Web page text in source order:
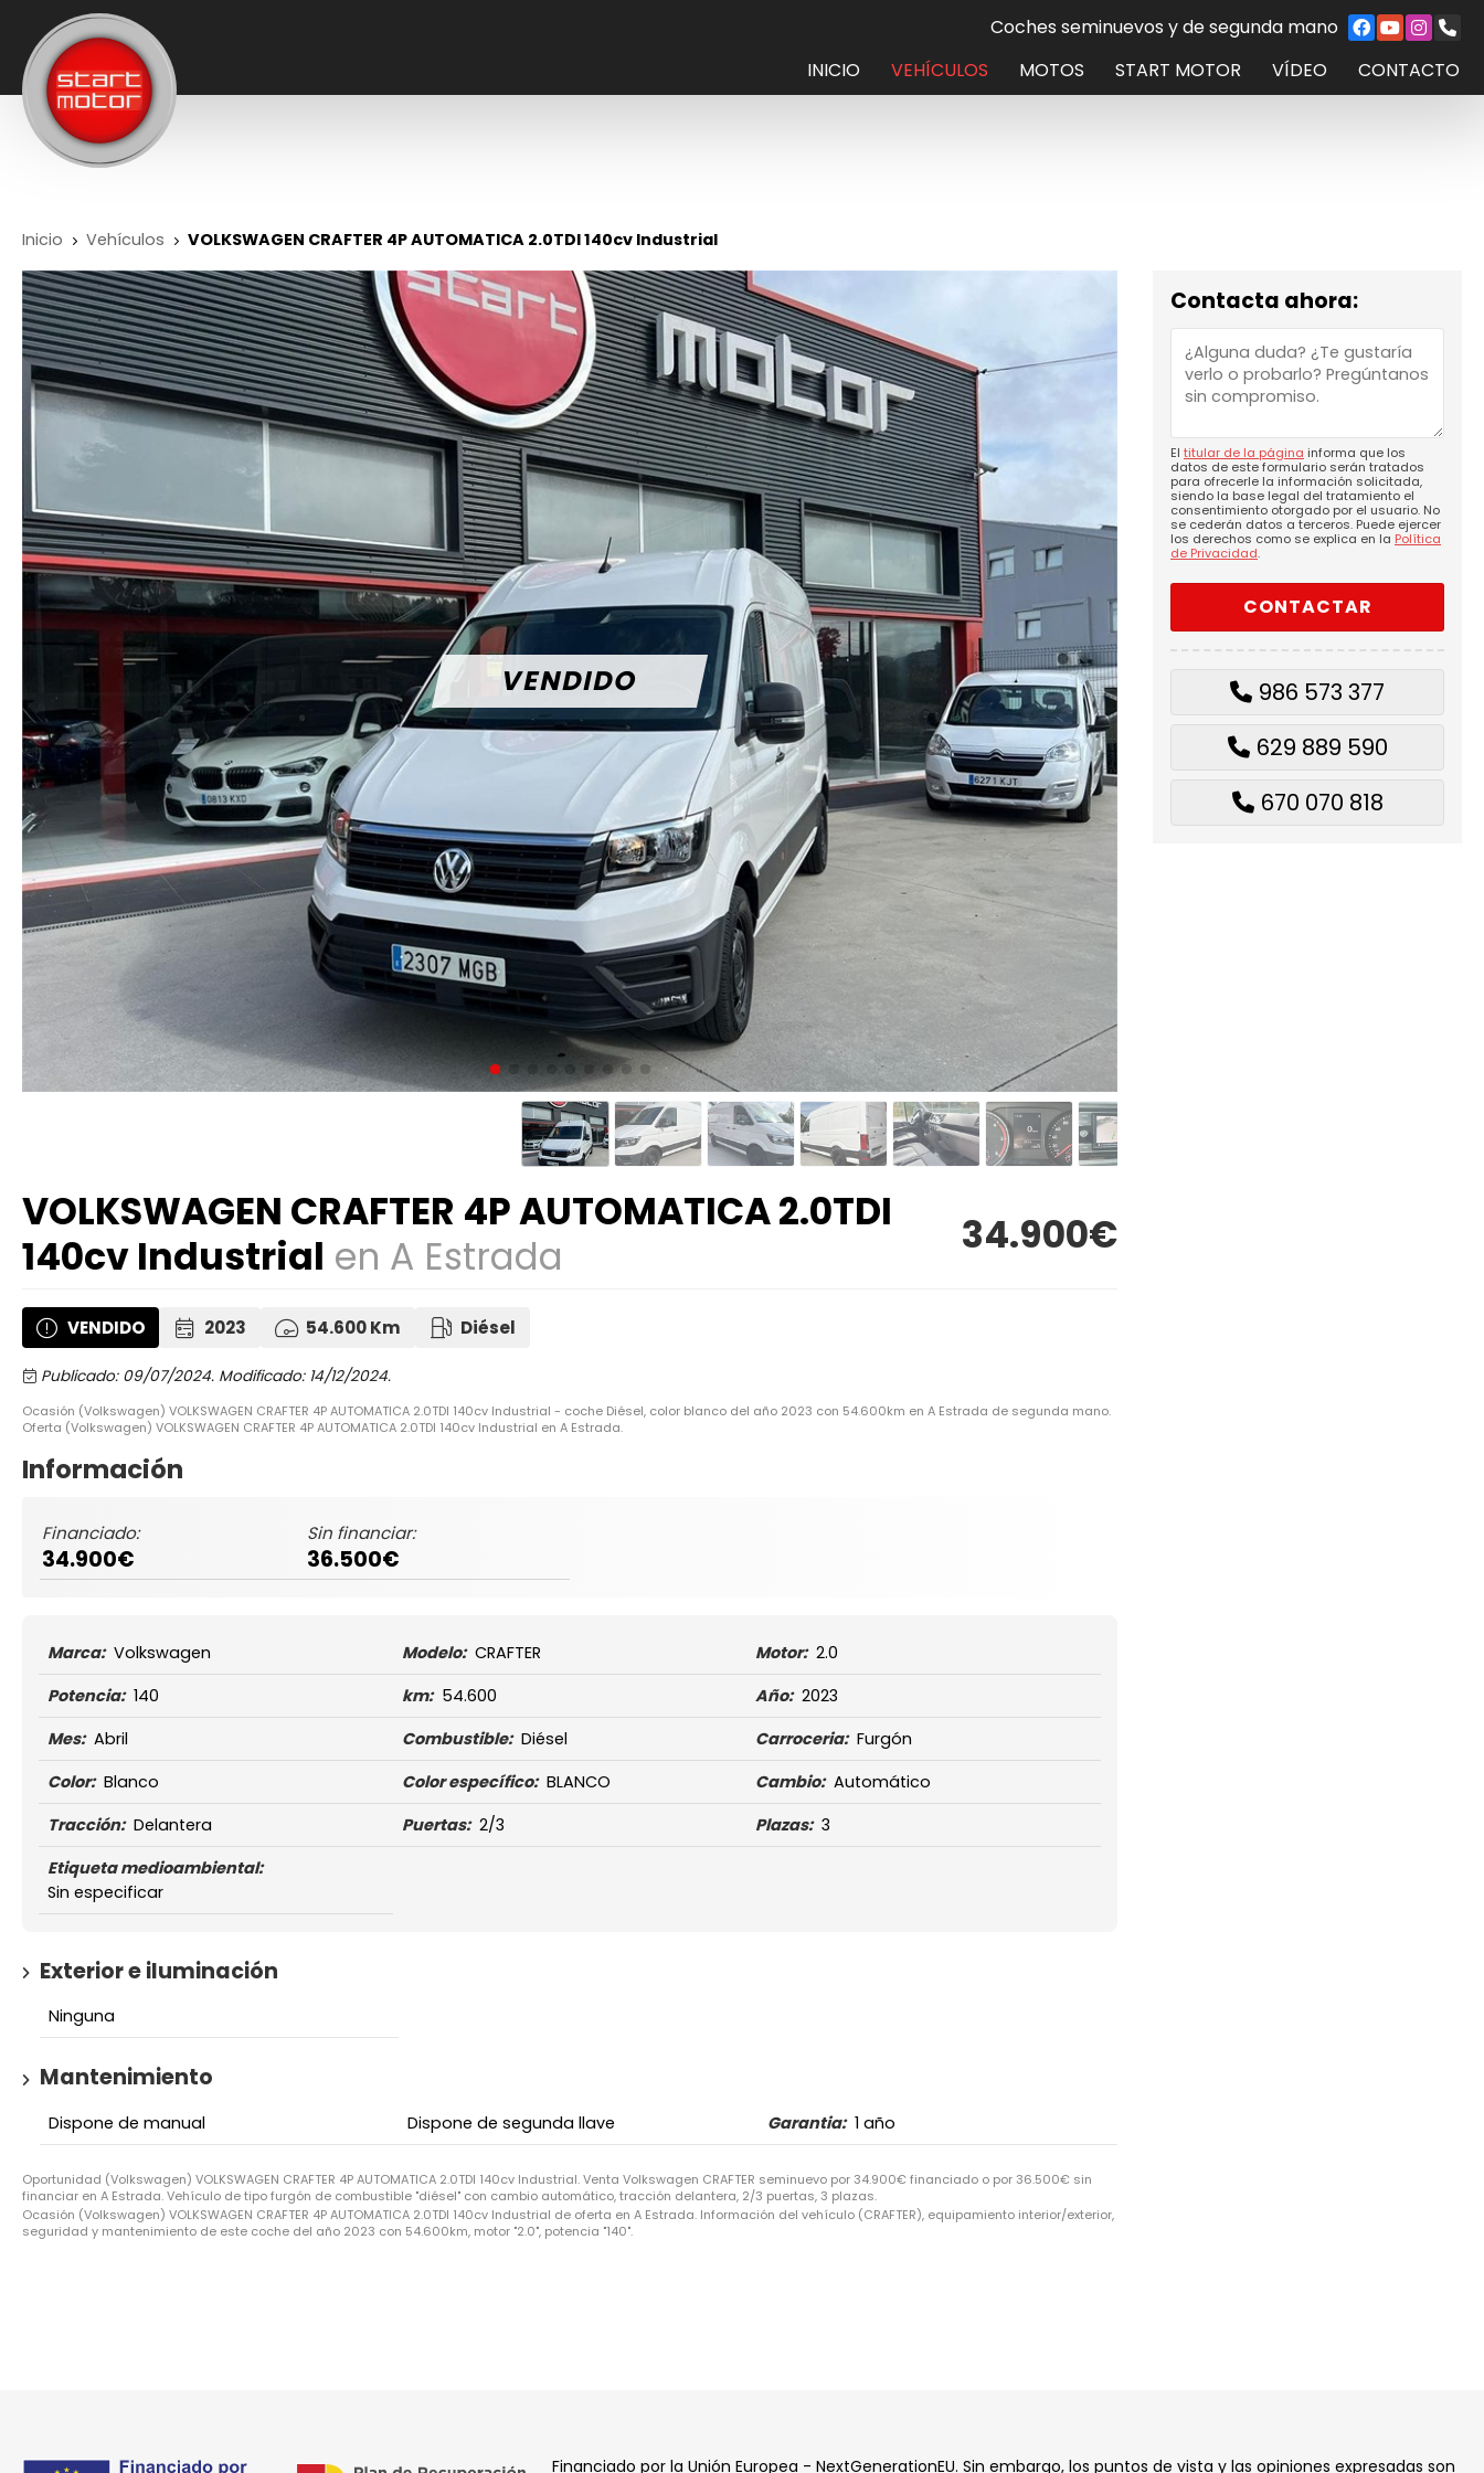
Coches seminuevos y de segunda mano
INICIO
VEHÍCULOS MOTOS START MOTOR VÍDEO CONTACTO
Inicio Vehículos VOLKSWAGEN CRAFTER 4P AUTOMATICA 2.0TDI 140cv Industrial
Contacta ahora:
El titular de la página informa que los
datos de este formulario serán tratados
para ofrecerle la información solicitada,
siendo la base legal del tratamiento el
consentimiento otorgado por el usuario. No
se cederán datos a terceros. Puede ejercer
los derechos como se explica en la Política
de Privacidad.
986 573 377
629 889 590
670 070 818
VOLKSWAGEN CRAFTER 4P AUTOMATICA 2.0TDI
140cv Industrial en A Estrada 34.900€
VENDIDO 2023 54.600 Km Diésel
Publicado: 09/07/2024. Modificado: 14/12/2024.
Ocasión (Volkswagen) VOLKSWAGEN CRAFTER 4P AUTOMATICA 2.0TDI 140cv Industrial - coche Diésel, color blanco del año 2023 con 54.600km en A Estrada de segunda mano.
Oferta (Volkswagen) VOLKSWAGEN CRAFTER 4P AUTOMATICA 2.0TDI 140cv Industrial en A Estrada.
Información
Financiado:
34.900€
Sin financiar:
36.500€
Marca: Volkswagen Modelo: CRAFTER Motor: 2.0
Potencia: 140 km: 54.600 Año: 2023
Mes: Abril Combustible: Diésel Carroceria: Furgón
Color: Blanco Color específico: BLANCO Cambio: Automático
Tracción: Delantera Puertas: 2/3 Plazas: 3
Etiqueta medioambiental:
Sin especificar
Exterior e iluminación
Ninguna
Mantenimiento
Dispone de manual Dispone de segunda llave Garantia: 1 año
Oportunidad (Volkswagen) VOLKSWAGEN CRAFTER 4P AUTOMATICA 2.0TDI 140cv Industrial. Venta Volkswagen CRAFTER seminuevo por 34.900€ financiado o por 36.500€ sin
financiar en A Estrada. Vehículo de tipo furgón de combustible "diésel" con cambio automático, tracción delantera, 2/3 puertas, 3 plazas.
Ocasión (Volkswagen) VOLKSWAGEN CRAFTER 4P AUTOMATICA 2.0TDI 140cv Industrial de oferta en A Estrada. Información del vehículo (CRAFTER), equipamiento interior/exterior,
seguridad y mantenimiento de este coche del año 2023 con 54.600km, motor "2.0", potencia "140".
Financiado por la Unión Europea - NextGenerationEU. Sin embargo, los puntos de vista y las opiniones expresadas son